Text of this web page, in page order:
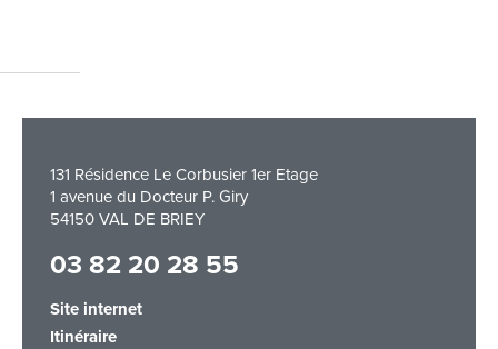
131 Résidence Le Corbusier 1er Etage
1 avenue du Docteur P. Giry
54150 VAL DE BRIEY
03 82 20 28 55
Site internet
Itinéraire
Adresse email*